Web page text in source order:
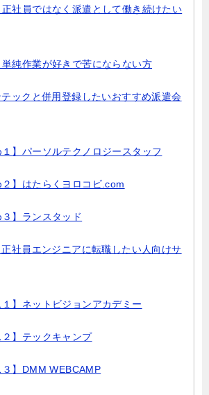
正社員ではなく派遣として働き続けたい
単純作業が好きで苦にならない方
ックと併用登録したいおすすめ派遣会
１】パーソルテクノロジースタッフ
２】はたらくヨロコビ.com
３】ランスタッド
社員エンジニアに転職したい人向けサ
１】ネットビジョンアカデミー
２】テックキャンプ
３】DMM WEBCAMP